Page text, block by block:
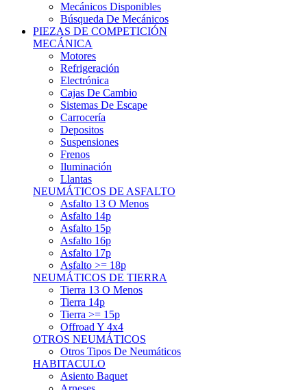
PIEZAS DE COMPETICIÓN
MECÁNICA
Motores
Refrigeración
Electrónica
Cajas De Cambio
Sistemas De Escape
Carrocería
Depositos
Suspensiones
Frenos
Iluminación
Llantas
NEUMÁTICOS DE ASFALTO
Asfalto 13 O Menos
Asfalto 14p
Asfalto 15p
Asfalto 16p
Asfalto 17p
Asfalto >= 18p
NEUMÁTICOS DE TIERRA
Tierra 13 O Menos
Tierra 14p
Tierra >= 15p
Offroad Y 4x4
OTROS NEUMÁTICOS
Otros Tipos De Neumáticos
HABITACULO
Asiento Baquet
Arneses
Volantes